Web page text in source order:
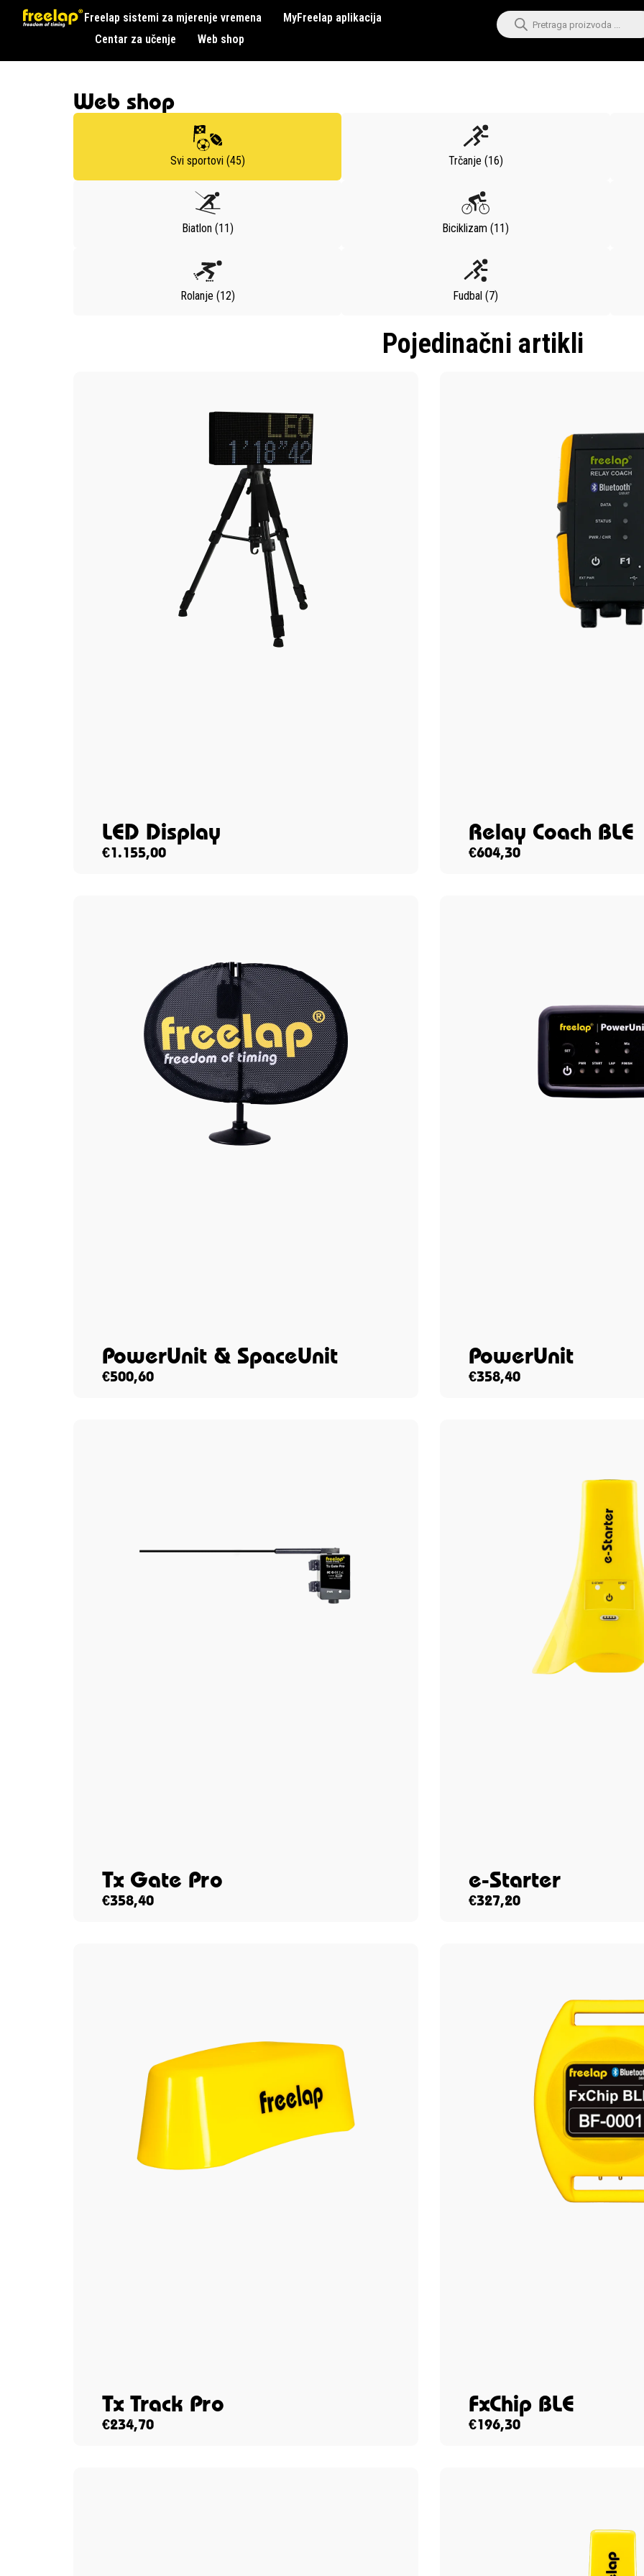
Freelap sistemi za mjerenje vremena
MyFreelap aplikacija
Centar za učenje
Web shop
Web shop
Svi sportovi (45) Trčanje (16)
Biatlon (11) Biciklizam (11)
Rolanje (12) Fudbal (7)
Pojedinačni artikli
LED Display
€1.155,00
Relay Coach BLE
€604,30
PowerUnit & SpaceUnit
€500,60
PowerUnit
€358,40
Tx Gate Pro
€358,40
e-Starter
€327,20
Tx Track Pro
€234,70
FxChip BLE
€196,30